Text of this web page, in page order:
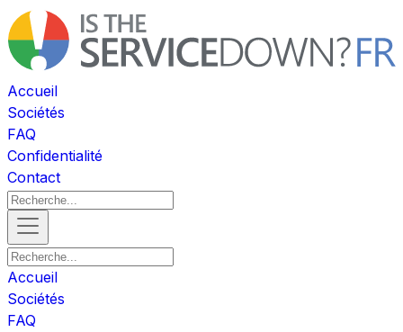
Accueil
Sociétés
FAQ
Confidentialité
Contact
Accueil
Sociétés
FAQ